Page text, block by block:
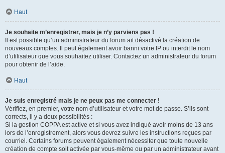
Haut
Je souhaite m’enregistrer, mais je n’y parviens pas !
Il est possible qu’un administrateur du forum ait désactivé la création de
nouveaux comptes. Il peut également avoir banni votre IP ou interdit le nom
d’utilisateur que vous souhaitez utiliser. Contactez un administrateur du forum
pour obtenir de l’aide.
Haut
Je suis enregistré mais je ne peux pas me connecter !
Vérifiez, en premier, votre nom d’utilisateur et votre mot de passe. S’ils sont
corrects, il y a deux possibilités :
Si la gestion COPPA est active et si vous avez indiqué avoir moins de 13 ans
lors de l’enregistrement, alors vous devrez suivre les instructions reçues par
courriel. Certains forums peuvent également nécessiter que toute nouvelle
création de compte soit activée par vous-même ou par un administrateur avant